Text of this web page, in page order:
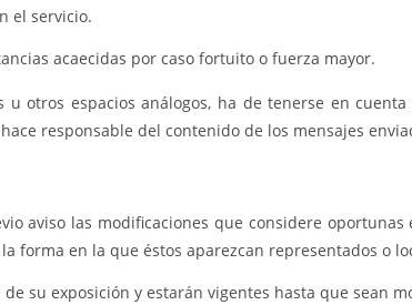
el servicio.
acaecidas por caso fortuito o fuerza mayor.
otros espacios análogos, ha de tenerse en
responsable del contenido de los mensajes
aviso las modificaciones que considere
forma en la que éstos aparezcan representados o
su exposición y estarán vigentes hasta que sean